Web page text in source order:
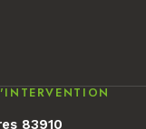
83910